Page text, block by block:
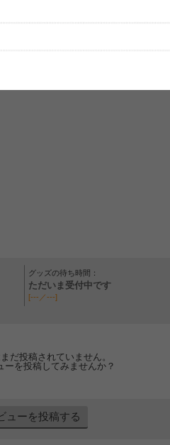
イリストにして保存する
グッズの待ち時間：
ただいま受付中です
[---／---]
だ投稿されていません。
ーを投稿してみませんか？
ューを投稿する